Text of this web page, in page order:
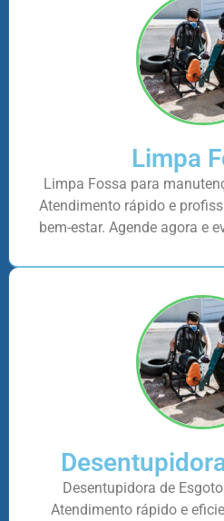
Limpa
Limpa Fossa para
Atendimento rápido e
bem-estar. Agende agora e
Desentupidora de
Atendimento rápido e